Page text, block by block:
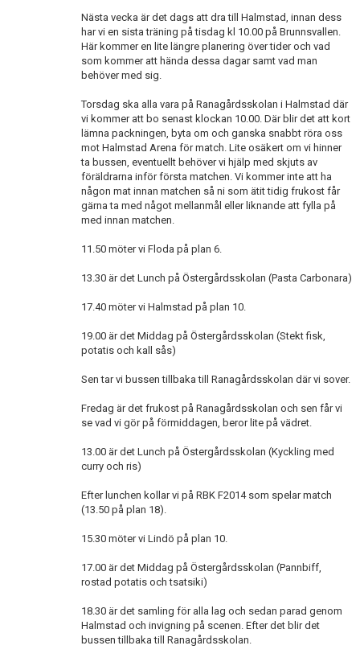
Nästa vecka är det dags att dra till Halmstad, innan dess
har vi en sista träning på tisdag kl 10.00 på Brunnsvallen.
Här kommer en lite längre planering över tider och vad
som kommer att hända dessa dagar samt vad man
behöver med sig.
Torsdag ska alla vara på Ranagårdsskolan i Halmstad där
vi kommer att bo senast klockan 10.00. Där blir det att kort
lämna packningen, byta om och ganska snabbt röra oss
mot Halmstad Arena för match. Lite osäkert om vi hinner
ta bussen, eventuellt behöver vi hjälp med skjuts av
föräldrarna inför första matchen. Vi kommer inte att ha
någon mat innan matchen så ni som ätit tidig frukost får
gärna ta med något mellanmål eller liknande att fylla på
med innan matchen.
11.50 möter vi Floda på plan 6.
13.30 är det Lunch på Östergårdsskolan (Pasta Carbonara)
17.40 möter vi Halmstad på plan 10.
19.00 är det Middag på Östergårdsskolan (Stekt fisk,
potatis och kall sås)
Sen tar vi bussen tillbaka till Ranagårdsskolan där vi sover.
Fredag är det frukost på Ranagårdsskolan och sen får vi
se vad vi gör på förmiddagen, beror lite på vädret.
13.00 är det Lunch på Östergårdsskolan (Kyckling med
curry och ris)
Efter lunchen kollar vi på RBK F2014 som spelar match
(13.50 på plan 18).
15.30 möter vi Lindö på plan 10.
17.00 är det Middag på Östergårdsskolan (Pannbiff,
rostad potatis och tsatsiki)
18.30 är det samling för alla lag och sedan parad genom
Halmstad och invigning på scenen. Efter det blir det
bussen tillbaka till Ranagårdsskolan.